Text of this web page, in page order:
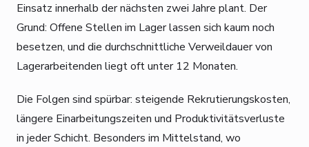
Einsatz innerhalb der nächsten zwei Jahre plant. Der
Grund: Offene Stellen im Lager lassen sich kaum noch
besetzen, und die durchschnittliche Verweildauer von
Lagerarbeitenden liegt oft unter 12 Monaten.
Die Folgen sind spürbar: steigende Rekrutierungskosten,
längere Einarbeitungszeiten und Produktivitätsverluste
in jeder Schicht. Besonders im Mittelstand, wo